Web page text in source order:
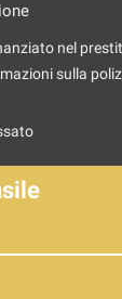
nel
sulla